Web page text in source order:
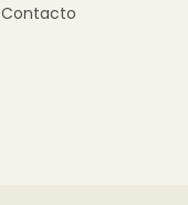
Contacto